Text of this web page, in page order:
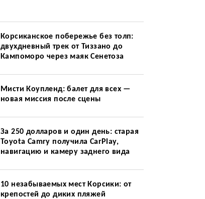
Корсиканское побережье без толп:
двухдневный трек от Тиззано до
Кампоморо через маяк Сенетоза
Мисти Коупленд: балет для всех —
новая миссия после сцены
За 250 долларов и один день: старая
Toyota Camry получила CarPlay,
навигацию и камеру заднего вида
10 незабываемых мест Корсики: от
крепостей до диких пляжей